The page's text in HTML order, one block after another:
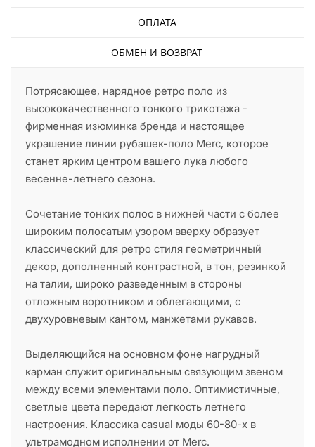
ОПЛАТА
ОБМЕН И ВОЗВРАТ
Потрясающее, нарядное ретро поло из
высококачественного тонкого трикотажа -
фирменная изюминка бренда и настоящее
украшение линии рубашек-поло Merc, которое
станет ярким центром вашего лука любого
весенне-летнего сезона.
Сочетание тонких полос в нижней части с более
широким полосатым узором вверху образует
классический для ретро стиля геометричный
декор, дополненный контрастной, в тон, резинкой
на талии, широко разведенным в стороны
отложным воротником и облегающими, с
двухуровневым кантом, манжетами рукавов.
Выделяющийся на основном фоне нагрудный
карман служит оригинальным связующим звеном
между всеми элементами поло. Оптимистичные,
светлые цвета передают легкость летнего
настроения. Классика casual моды 60-80-х в
ультрамодном исполнении от Merc.